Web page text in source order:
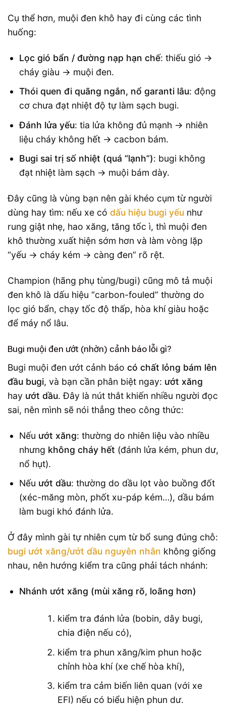
Cụ thể hơn, muội đen khô hay đi cùng các tình
huống:
Lọc gió bẩn / đường nạp hạn chế: thiếu gió →
cháy giàu → muội đen.
Thói quen đi quãng ngắn, nổ garanti lâu: động
cơ chưa đạt nhiệt độ tự làm sạch bugi.
Đánh lửa yếu: tia lửa không đủ mạnh → nhiên
liệu cháy không hết → cacbon bám.
Bugi sai trị số nhiệt (quá “lạnh”): bugi không
đạt nhiệt làm sạch → muội bám dày.
Đây cũng là vùng bạn nên gài khéo cụm từ người
dùng hay tìm: nếu xe có dấu hiệu bugi yếu như
rung giật nhẹ, hao xăng, tăng tốc ì, thì muội đen
khô thường xuất hiện sớm hơn và làm vòng lặp
“yếu → cháy kém → càng đen” rõ rệt.
Champion (hãng phụ tùng/bugi) cũng mô tả muội
đen khô là dấu hiệu “carbon-fouled” thường do
lọc gió bẩn, chạy tốc độ thấp, hòa khí giàu hoặc
để máy nổ lâu.
Bugi muội đen ướt (nhờn) cảnh báo lỗi gì?
Bugi muội đen ướt cảnh báo có chất lỏng bám lên
đầu bugi, và bạn cần phân biệt ngay: ướt xăng
hay ướt dầu. Đây là nút thắt khiến nhiều người đọc
sai, nên mình sẽ nói thẳng theo công thức:
Nếu ướt xăng: thường do nhiên liệu vào nhiều
nhưng không cháy hết (đánh lửa kém, phun dư,
nổ hụt).
Nếu ướt dầu: thường do dầu lọt vào buồng đốt
(xéc-măng mòn, phốt xu-páp kém…), dầu bám
làm bugi khó đánh lửa.
Ở đây mình gài tự nhiên cụm từ bổ sung đúng chỗ:
bugi ướt xăng/ướt dầu nguyên nhân không giống
nhau, nên hướng kiểm tra cũng phải tách nhánh:
Nhánh ướt xăng (mùi xăng rõ, loãng hơn)
kiểm tra đánh lửa (bobin, dây bugi,
chia điện nếu có),
kiểm tra phun xăng/kim phun hoặc
chỉnh hòa khí (xe chế hòa khí),
kiểm tra cảm biến liên quan (với xe
EFI) nếu có biểu hiện phun dư.